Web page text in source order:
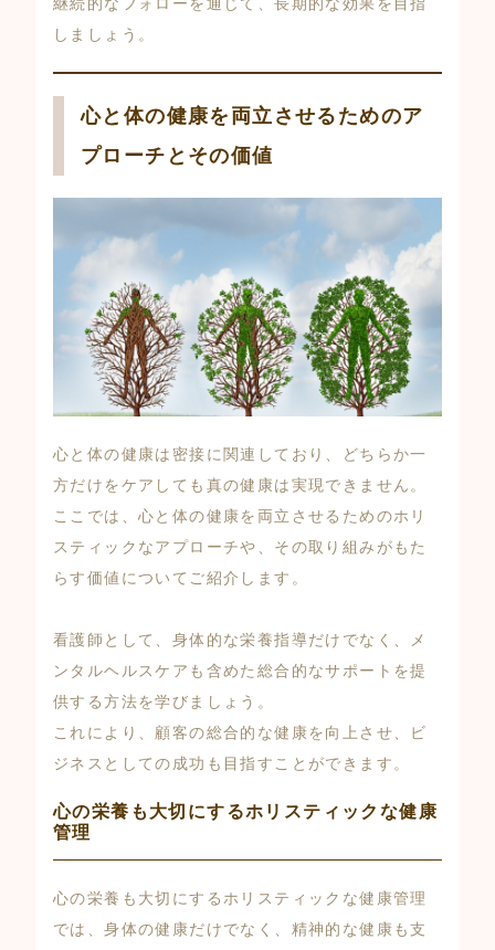
継続的なフォローを通じて、長期的な効果を目指
しましょう。
心と体の健康を両立させるためのア
プローチとその価値
心と体の健康は密接に関連しており、どちらか一
方だけをケアしても真の健康は実現できません。
ここでは、心と体の健康を両立させるためのホリ
スティックなアプローチや、その取り組みがもた
らす価値についてご紹介します。
看護師として、身体的な栄養指導だけでなく、メ
ンタルヘルスケアも含めた総合的なサポートを提
供する方法を学びましょう。
これにより、顧客の総合的な健康を向上させ、ビ
ジネスとしての成功も目指すことができます。
心の栄養も大切にするホリスティックな健康
管理
心の栄養も大切にするホリスティックな健康管理
では、身体の健康だけでなく、精神的な健康も支